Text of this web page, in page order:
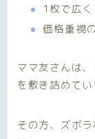
1枚で広
価格重視
ママ友さんは
を敷き詰めてい
その方、ズボ